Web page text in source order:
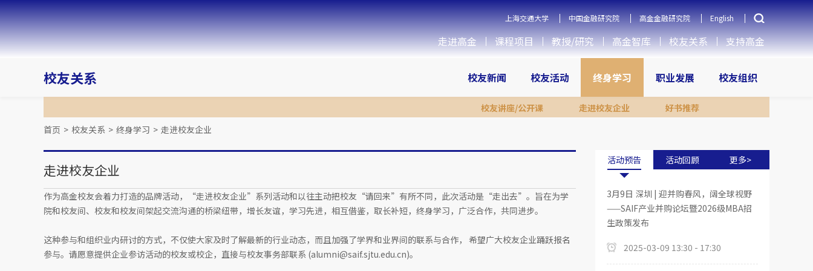
上海交通大学 中国金融研究院 高金金融研究院 English
走进高金 课程项目 教授/研究 高金智库 校友关系 支持高金
校友关系 校友新闻 校友活动 终身学习
校友讲座/公开课 走进校友企业 好书推荐
职业发展 校友组织
首页 > 校友关系 > 终身学习 > 走进校友企业
走进校友企业
作为高金校友会着力打造的品牌活动，“走进校友企业”系列活动和以往主动把校友“请回来”有所不同，此次活动是“走出去”。旨在为学
院和校友间、校友和校友间架起交流沟通的桥梁纽带，增长友谊，学习先进，相互借鉴，取长补短，终身学习，广泛合作，共同进步。
这种参与和组织业内研讨的方式，不仅使大家及时了解最新的行业动态，而且加强了学界和业界间的联系与合作， 希望广大校友企业踊跃报名
参与。请愿意提供企业参访活动的校友或校企，直接与校友事务部联系 (alumni@saif.sjtu.edu.cn)。
活动预告 活动回顾 更多>
3月9日 深圳 | 迎并购春风，阔全球视野
——SAIF产业并购论坛暨2026级MBA招
生政策发布
2025-03-09 13:30 - 17:30